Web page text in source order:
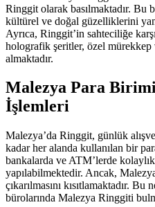
Ringgit olarak basılmaktadır. Bu
kültürel ve doğal güzelliklerini
Ayrıca, Ringgit’in sahteciliğe
holografik şeritler, özel mürekkep
almaktadır.
Malezya Para
İşlemleri
Malezya’da Ringgit, günlük
kadar her alanda kullanılan bir
bankalarda ve ATM’lerde
yapılabilmektedir. Ancak,
çıkarılmasını kısıtlamaktadır.
bürolarında Malezya Ringgiti